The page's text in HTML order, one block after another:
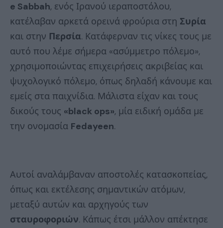
e Sabbah, ενός Ιρανού ιεραποστόλου,
κατέλαβαν αρκετά ορεινά φρούρια στη Συρία
και στην Περσία. Κατάφερναν τις νίκες τους με
αυτό που λέμε σήμερα «ασύμμετρο πόλεμο»,
χρησιμοποιώντας επιχειρήσεις ακριβείας και
ψυχολογικό πόλεμο, όπως δηλαδή κάνουμε και
εμείς στα παιχνίδια. Μάλιστα είχαν και τους
δικούς τους «black ops», μία ειδική ομάδα με
την ονομασία Fedayeen.
Αυτοί αναλάμβαναν αποστολές κατασκοπείας,
όπως και εκτέλεσης σημαντικών ατόμων,
μεταξύ αυτών και αρχηγούς των
σταυροφοριών. Κάπως έτσι μάλλον απέκτησε